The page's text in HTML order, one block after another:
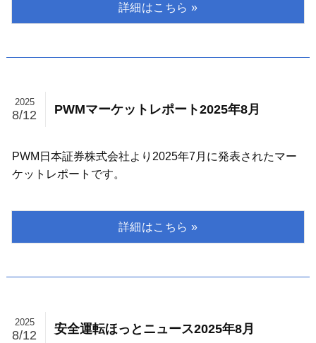
PWMマーケットレポート2025年8月
2025
8/12
PWM日本証券株式会社より2025年7月に発表されたマー
ケットレポートです。
安全運転ほっとニュース2025年8月
2025
8/12